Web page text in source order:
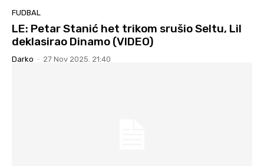
FUDBAL
LE: Petar Stanić het trikom srušio Seltu, Lil
deklasirao Dinamo (VIDEO)
Darko - 27 Nov 2025. 21:40